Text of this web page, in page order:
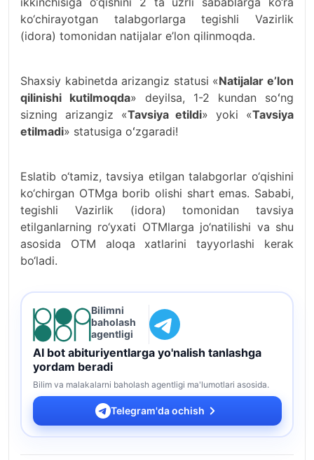
ko‘chirayotgan talabgorlarga tegishli Vazirlik
(idora) tomonidan natijalar e’lon qilinmoqda.
Shaxsiy kabinetda arizangiz statusi «Natijalar eʼlon
qilinishi kutilmoqda» deyilsa, 1-2 kundan soʻng
sizning arizangiz «Tavsiya etildi» yoki «Tavsiya
etilmadi» statusiga oʻzgaradi!
Eslatib o‘tamiz, tavsiya etilgan talabgorlar o‘qishini
ko‘chirgan OTMga borib olishi shart emas. Sababi,
tegishli Vazirlik (idora) tomonidan tavsiya
etilganlarning ro‘yxati OTMlarga jo‘natilishi va shu
asosida OTM aloqa xatlarini tayyorlashi kerak
bo‘ladi.
Bilimni
baholash
agentligi
AI bot abituriyentlarga yo'nalish tanlashga
yordam beradi
Bilim va malakalarni baholash agentligi ma'lumotlari asosida.
Telegram'da ochish